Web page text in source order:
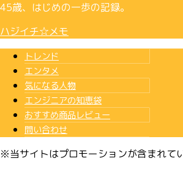
45歳、はじめの一歩の記録。
ハジイチ☆メモ
トレンド
エンタメ
気になる人物
エンジニアの知恵袋
おすすめ商品レビュー
問い合わせ
※当サイトはプロモーションが含まれて